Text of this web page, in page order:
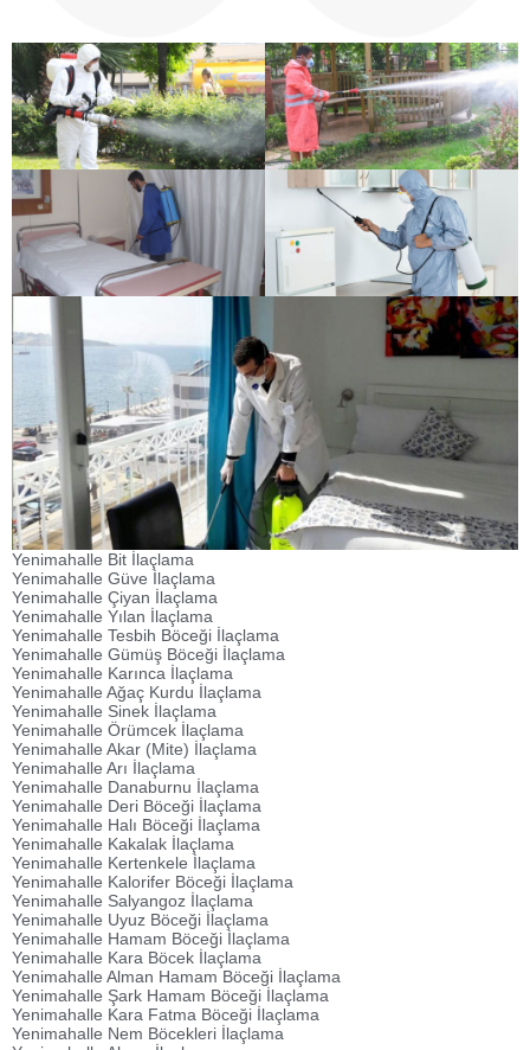
Yenimahalle Bit İlaçlama
Yenimahalle Güve İlaçlama
Yenimahalle Çiyan İlaçlama
Yenimahalle Yılan İlaçlama
Yenimahalle Tesbih Böceği İlaçlama
Yenimahalle Gümüş Böceği İlaçlama
Yenimahalle Karınca İlaçlama
Yenimahalle Ağaç Kurdu İlaçlama
Yenimahalle Sinek İlaçlama
Yenimahalle Örümcek İlaçlama
Yenimahalle Akar (Mite) İlaçlama
Yenimahalle Arı İlaçlama
Yenimahalle Danaburnu İlaçlama
Yenimahalle Deri Böceği İlaçlama
Yenimahalle Halı Böceği İlaçlama
Yenimahalle Kakalak İlaçlama
Yenimahalle Kertenkele İlaçlama
Yenimahalle Kalorifer Böceği İlaçlama
Yenimahalle Salyangoz İlaçlama
Yenimahalle Uyuz Böceği İlaçlama
Yenimahalle Hamam Böceği İlaçlama
Yenimahalle Kara Böcek İlaçlama
Yenimahalle Alman Hamam Böceği İlaçlama
Yenimahalle Şark Hamam Böceği İlaçlama
Yenimahalle Kara Fatma Böceği İlaçlama
Yenimahalle Nem Böcekleri İlaçlama